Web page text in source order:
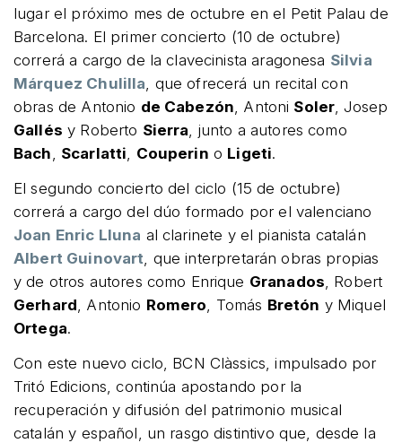
lugar el próximo mes de octubre en el Petit Palau de
Barcelona. El primer concierto (10 de octubre)
correrá a cargo de la clavecinista aragonesa Silvia
Márquez Chulilla, que ofrecerá un recital con
obras de Antonio de Cabezón, Antoni Soler, Josep
Gallés y Roberto Sierra, junto a autores como
Bach, Scarlatti, Couperin o Ligeti.
El segundo concierto del ciclo (15 de octubre)
correrá a cargo del dúo formado por el valenciano
Joan Enric Lluna al clarinete y el pianista catalán
Albert Guinovart, que interpretarán obras propias
y de otros autores como Enrique Granados, Robert
Gerhard, Antonio Romero, Tomás Bretón y Miquel
Ortega.
Con este nuevo ciclo, BCN Clàssics, impulsado por
Tritó Edicions, continúa apostando por la
recuperación y difusión del patrimonio musical
catalán y español, un rasgo distintivo que, desde la